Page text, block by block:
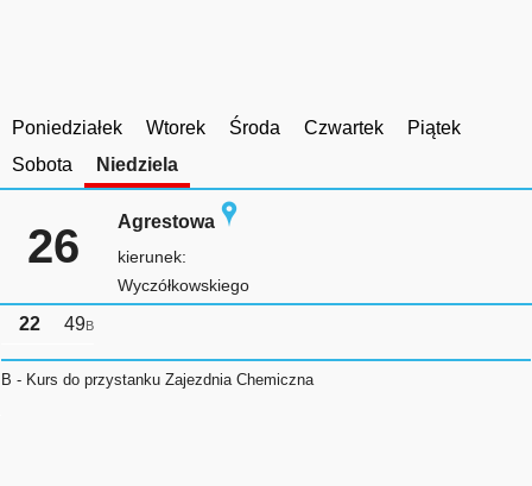
Poniedziałek Wtorek Środa Czwartek
Piątek
Sobota
Niedziela
26 Agrestowa
kierunek:
Wyczółkowskiego
22 49B
B - Kurs do przystanku Zajezdnia Chemiczna